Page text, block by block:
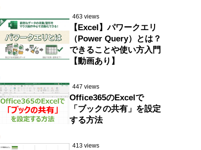
463 views
【Excel】パワークエリ
（Power Query）とは？
できることや使い方入門
【動画あり】
447 views
Office365のExcelで
「ブックの共有」を設定
する方法
413 views